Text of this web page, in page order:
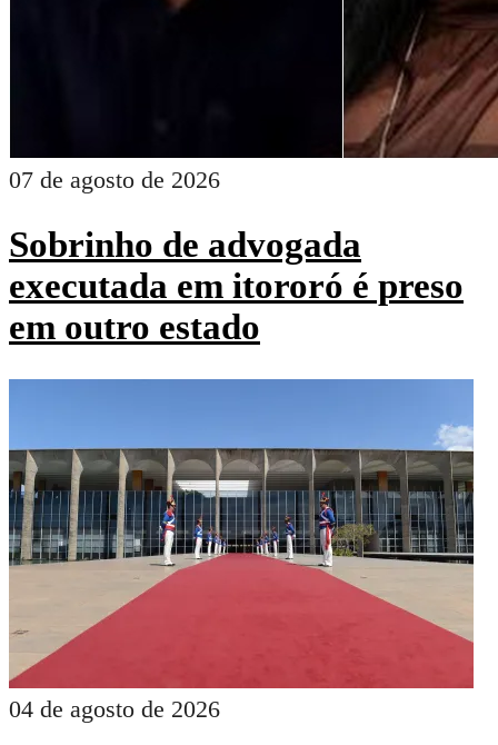
07 de agosto de 2026
Sobrinho de advogada
executada em itororó é preso
em outro estado
04 de agosto de 2026